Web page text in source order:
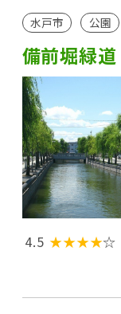
水戸市 公園
備前堀緑道
4.5 ★★★★☆